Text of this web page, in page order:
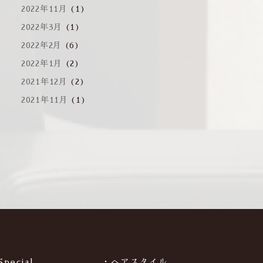
2022年11月 (1)
2022年3月 (1)
2022年2月 (6)
2022年1月 (2)
2021年12月 (2)
2021年11月 (1)